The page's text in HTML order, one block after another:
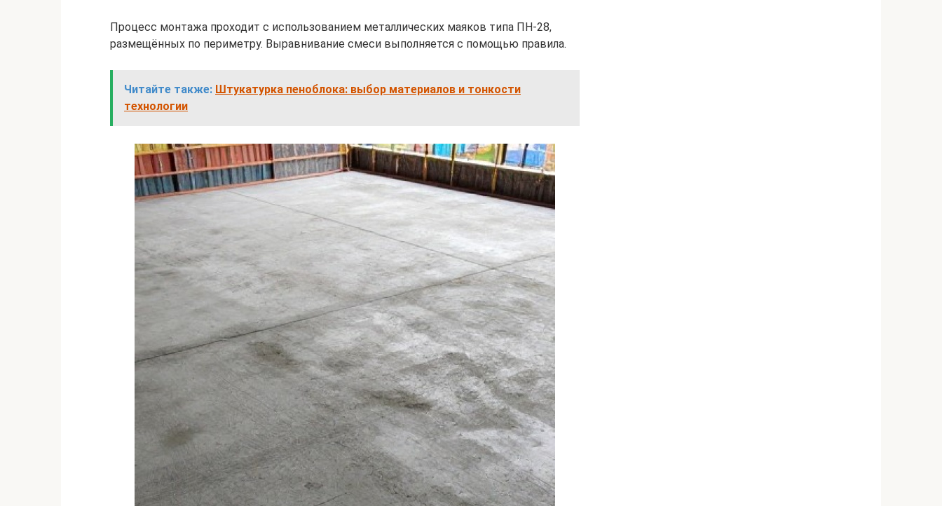
Процесс монтажа проходит с использованием металлических маяков типа ПН-28,
размещённых по периметру. Выравнивание смеси выполняется с помощью правила.
Читайте также: Штукатурка пеноблока: выбор материалов и тонкости
технологии